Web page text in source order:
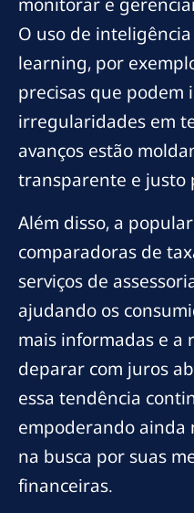
monitorar e
O uso de
learning, por
precisas que podem
irregularidades em
avanços estão
transparente e justo
Além disso, a
comparadoras de
serviços de
ajudando os
mais informadas e a
deparar com juros
essa tendência
empoderando ainda
na busca por suas
financeiras.